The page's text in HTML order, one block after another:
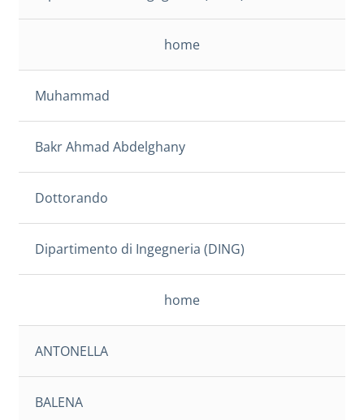
home
Muhammad
Bakr Ahmad Abdelghany
Dottorando
Dipartimento di Ingegneria (DING)
home
ANTONELLA
BALENA